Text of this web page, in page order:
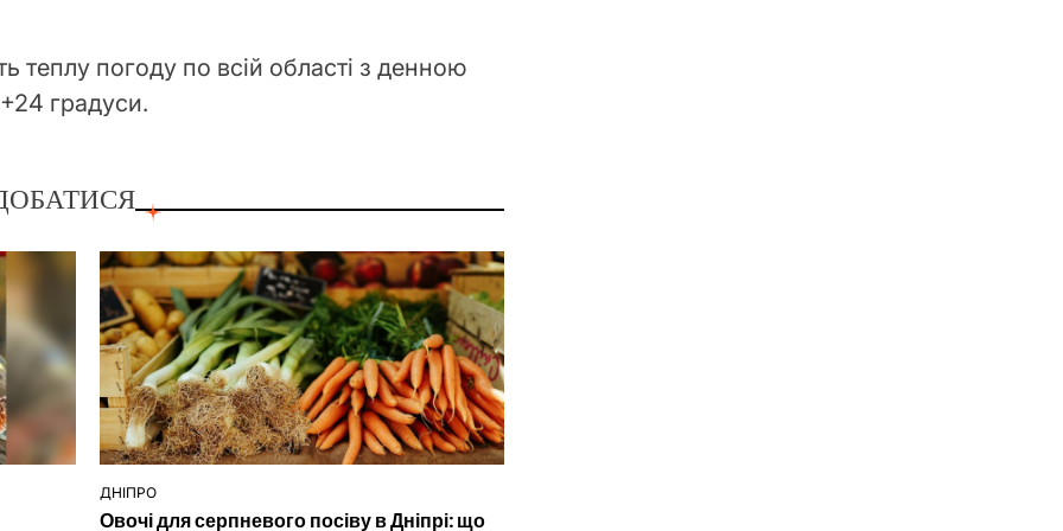
теплу погоду по всій області з денною
градуси.
ОПУБЛІКУВАТИ
У
ДНІПРО
Овочі для серпневого посіву в Дніпрі: що